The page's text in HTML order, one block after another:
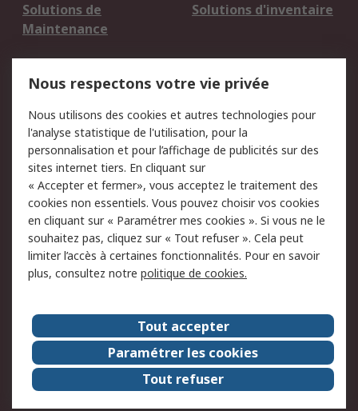
Solutions de
Maintenance
Solutions d'inventaire
du site
Politique de protection
des données - Mise à
jour
Sécurité des E-mails
Conditions générales
de vente
Politique anti-
corruption
Campagnes marketing
A propos de RS
A propos de RS France
Evénements
Le groupe RS Group Plc
Presse
RS dans le monde
Démarche RSE
Nous rejoindre
RS Particuliers
Nous respectons votre vie privée
Nous utilisons des cookies et autres technologies pour
l'analyse statistique de l'utilisation, pour la
personnalisation et pour l’affichage de publicités sur des
sites internet tiers. En cliquant sur
« Accepter et fermer», vous acceptez le traitement des
cookies non essentiels. Vous pouvez choisir vos cookies
en cliquant sur « Paramétrer mes cookies ». Si vous ne le
souhaitez pas, cliquez sur « Tout refuser ». Cela peut
limiter l’accès à certaines fonctionnalités. Pour en savoir
plus, consultez notre politique de cookies.
Tout accepter
Paramétrer les cookies
Tout refuser